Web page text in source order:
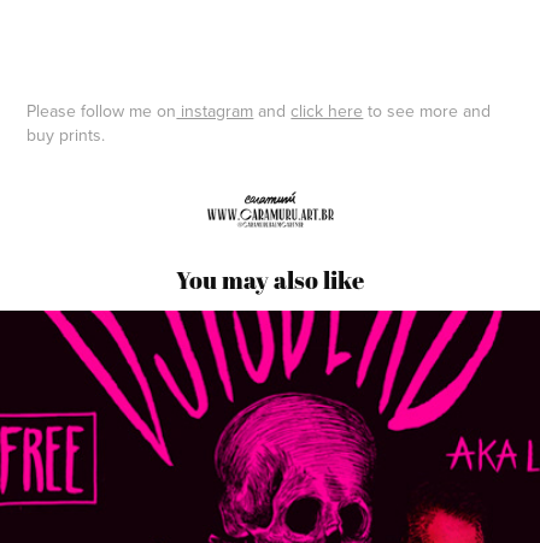
Please follow me on instagram andclick here to see more and
buy prints.
You may also like